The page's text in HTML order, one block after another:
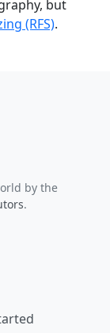
but
(RFS).
by the
.